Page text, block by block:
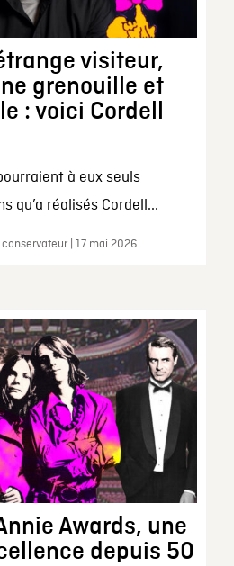
visiteur,
grenouille et
: voici Cordell
à eux seuls
qu’a réalisés Cordell...
| 17 mai 2026
Awards, une
depuis 50